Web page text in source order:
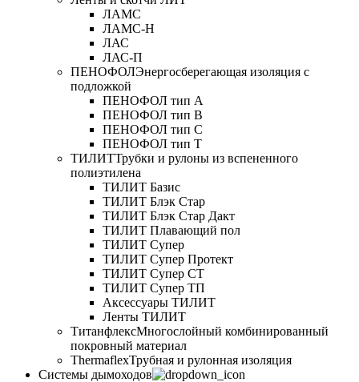
ЛАМС
ЛАМС-Н
ЛАС
ЛАС-П
ПЕНОФОЛЭнергосберегающая изоляция с
подложкой
ПЕНОФОЛ тип А
ПЕНОФОЛ тип B
ПЕНОФОЛ тип C
ПЕНОФОЛ тип T
ТИЛИТТрубки и рулоны из вспененного
полиэтилена
ТИЛИТ Базис
ТИЛИТ Блэк Стар
ТИЛИТ Блэк Стар Дакт
ТИЛИТ Плавающий пол
ТИЛИТ Супер
ТИЛИТ Супер Протект
ТИЛИТ Супер СТ
ТИЛИТ Супер ТП
Аксессуары ТИЛИТ
Ленты ТИЛИТ
ТитанфлексМногослойный комбинированный
покровный материал
ThermaflexТрубная и рулонная изоляция
Cистемы дымоходов